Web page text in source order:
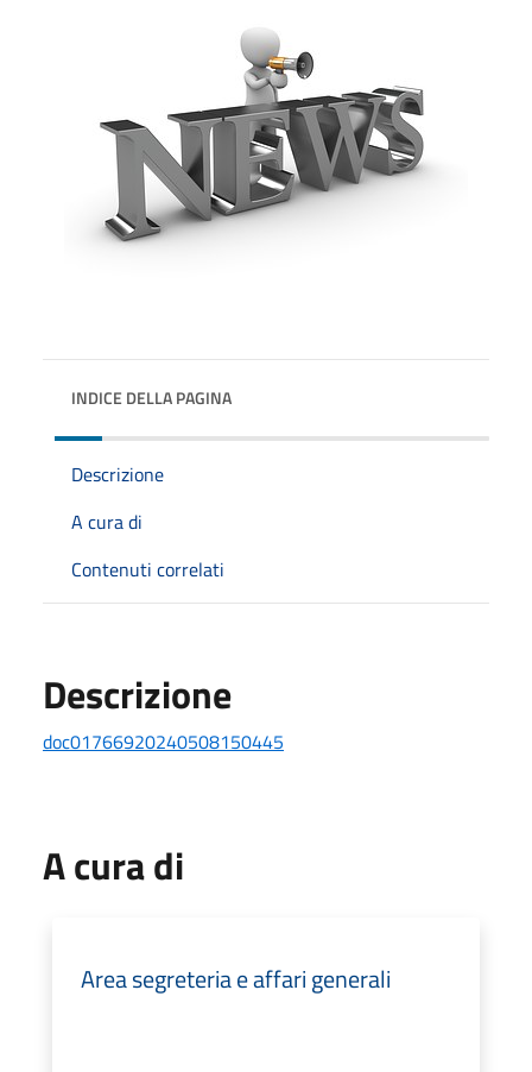
INDICE DELLA PAGINA
Descrizione
A cura di
Contenuti correlati
Descrizione
doc01766920240508150445
A cura di
Area segreteria e affari generali